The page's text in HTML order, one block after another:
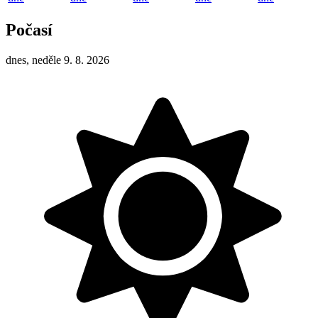
Počasí
dnes, neděle 9. 8. 2026